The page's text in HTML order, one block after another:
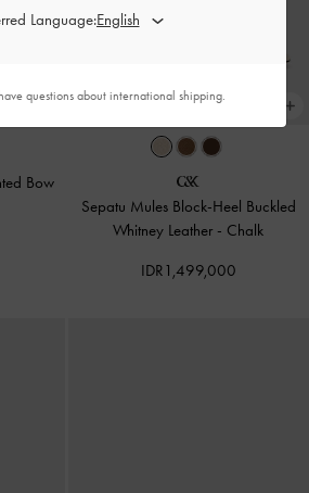
Bow
Sepatu Mules Block-Heel Buckled
Whitney Leather - Chalk
IDR1,499,000
Language:
questions about international shipping.